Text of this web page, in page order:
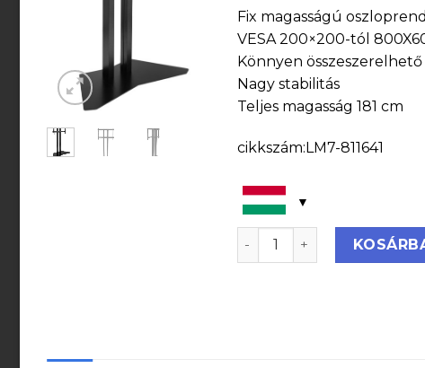
Fix magasságú
VESA 200×200-tól
Könnyen összeszerelhető
Nagy stabilitás
Teljes magasság 181 cm
cikkszám:LM7-811641
Legamaster moTion fix